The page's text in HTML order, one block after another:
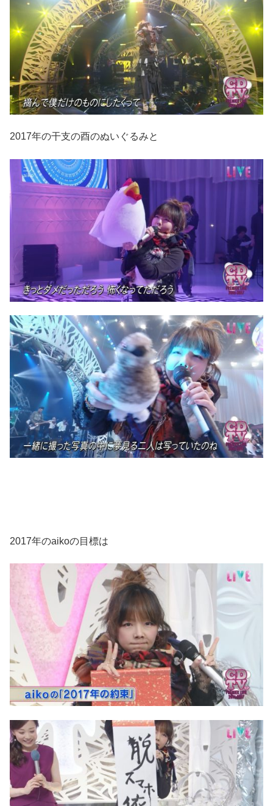
2017年の干支の酉のぬいぐるみと
2017年のaikoの目標は